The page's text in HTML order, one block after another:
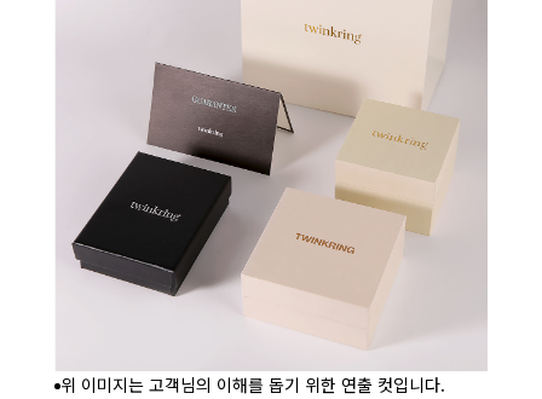
위 이미지는 고객님의 이해를 돕기 위한 연출 컷입니다.